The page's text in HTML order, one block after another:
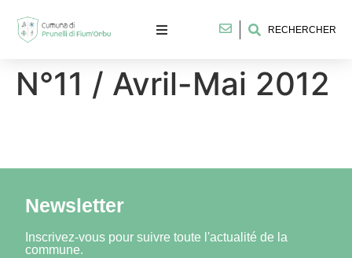
RECHERCHER
N°11 / Avril-Mai 2012
Newsletter
Inscrivez-vous pour suivre toute l'actualité de la
commune.